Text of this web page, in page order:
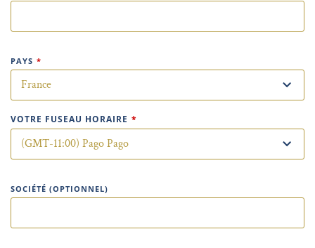
PAYS *
VOTRE FUSEAU HORAIRE *
SOCIÉTÉ (OPTIONNEL)